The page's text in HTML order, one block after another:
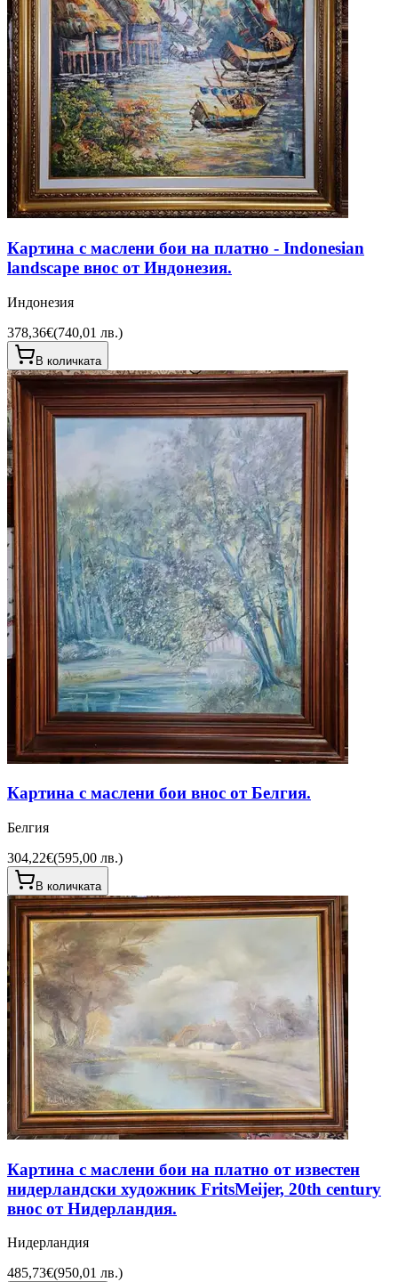
Картина с маслени бои на платно - Indonesian
landscape внос от Индонезия.
Индонезия
378,36€(740,01 лв.)
В количката
Картина с маслени бои внос от Белгия.
Белгия
304,22€(595,00 лв.)
В количката
Картина с маслени бои на платно от известен
нидерландски художник FritsMeijer, 20th century
внос от Нидерландия.
Нидерландия
485,73€(950,01 лв.)